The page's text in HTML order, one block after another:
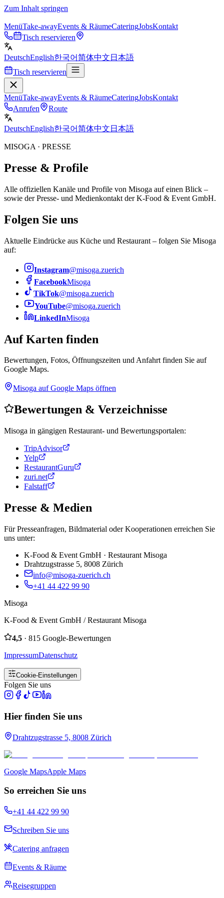
Zum Inhalt springen
MenüTake-awayEvents & RäumeCateringJobsKontakt
Tisch reservieren
DeutschEnglish한국어简体中文 日本語
Tisch reservieren
MenüTake-awayEvents & RäumeCateringJobsKontakt
Anrufen
Route
DeutschEnglish한국어简体中文 日本語
MISOGA · PRESSE
Presse & Profile
Alle offiziellen Kanäle und Profile von Misoga auf einen Blick –
sowie der Presse- und Medienkontakt der K-Food & Event GmbH.
Folgen Sie uns
Aktuelle Eindrücke aus Küche und Restaurant – folgen Sie Misoga
auf:
Instagram@misoga.zuerich
FacebookMisoga
TikTok@misoga.zuerich
YouTube@misoga.zuerich
LinkedInMisoga
Auf Karten finden
Bewertungen, Fotos, Öffnungszeiten und Anfahrt finden Sie auf
Google Maps.
Misoga auf Google Maps öffnen
Bewertungen & Verzeichnisse
Misoga in gängigen Restaurant- und Bewertungsportalen:
TripAdvisor
Yelp
RestaurantGuru
zuri.net
Falstaff
Presse & Medien
Für Presseanfragen, Bildmaterial oder Kooperationen erreichen Sie
uns unter:
K-Food & Event GmbH · Restaurant Misoga
Drahtzugstrasse 5, 8008 Zürich
info@misoga-zuerich.ch
+41 44 422 99 90
Misoga
K-Food & Event GmbH / Restaurant Misoga
4,5 · 815 Google-Bewertungen
ImpressumDatenschutz
Cookie-Einstellungen
Folgen Sie uns
Hier finden Sie uns
Drahtzugstrasse 5, 8008 Zürich
Google MapsApple Maps
So erreichen Sie uns
+41 44 422 99 90
Schreiben Sie uns
Catering anfragen
Events & Räume
Reisegruppen